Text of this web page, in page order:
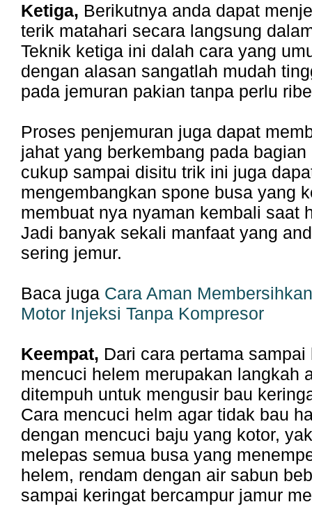
Ketiga, Berikutnya anda dapat
terik matahari secara langsung
Teknik ketiga ini dalah cara yang
dengan alasan sangatlah mudah
pada jemuran pakian tanpa perlu
Proses penjemuran juga dapat
jahat yang berkembang pada bagian
cukup sampai disitu trik ini juga
mengembangkan spone busa yang
membuat nya nyaman kembali saat
Jadi banyak sekali manfaat yang
sering jemur.
Baca juga Cara Aman
Motor Injeksi Tanpa Kompresor
Keempat, Dari cara pertama
mencuci helem merupakan langkah
ditempuh untuk mengusir bau
Cara mencuci helm agar tidak bau
dengan mencuci baju yang kotor,
melepas semua busa yang
helem, rendam dengan air sabun
sampai keringat bercampur jamur